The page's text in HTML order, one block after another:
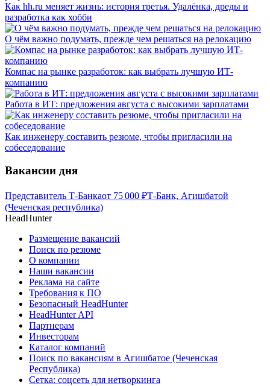
Как hh.ru меняет жизнь: история третья. Удалёнка, дреды и
разработка как хобби
О чём важно подумать, прежде чем решаться на релокацию
Компас на рынке разработок: как выбрать лучшую ИТ-
компанию
Работа в ИТ: предложения августа с высокими зарплатами
Как инженеру составить резюме, чтобы пригласили на
собеседование
Вакансии дня
Представитель Т-Банкаот 75 000 ₽Т-Банк, Агишбатой
(Чеченская республика)
HeadHunter
Размещение вакансий
Поиск по резюме
О компании
Наши вакансии
Реклама на сайте
Требования к ПО
Безопасный HeadHunter
HeadHunter API
Партнерам
Инвесторам
Каталог компаний
Поиск по вакансиям в Агишбатое (Чеченская
Республика)
Сетка: соцсеть для нетворкинга